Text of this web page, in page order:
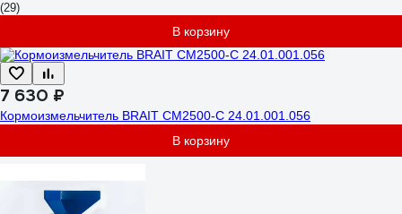
(29)
В корзину
7 630 ₽
Кормоизмельчитель BRAIT СМ2500-С 24.01.001.056
В корзину